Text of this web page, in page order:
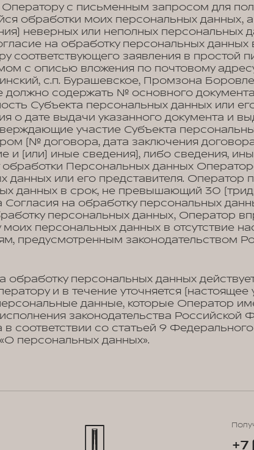
с письменным запросом для
обработки моих персональных данных, а
неверных или неполных персональных
на обработку персональных
соответствующего заявления в простой
с описью вложения по почтовому
с.п. Бурашевское, Промзона
должно содержать № основного
Субъекта персональных данных или
о дате выдачи указанного документа и
участие Субъекта
(№ договора, дата заключения
и (или) иные сведения), либо сведения,
Персональных данных
данных или его представителя. Оператор
данных в срок, не превышающий 30
Согласия на обработку персональных
персональных данных, Оператор
персональных данных в отсутствие
предусмотренным законодательством
обработку персональных данных
и в течение уточняется (настоящее
данные, которые Оператор
законодательства Российской
соответствии со статьей 9 Федерального
персональных данных».
+7